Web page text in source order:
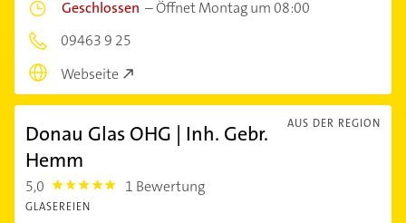
Geschlossen –Öffnet Montag um 08:00
09463 9 25
Webseite
AUS DER REGION
Donau Glas OHG | Inh. Gebr.
Hemm
5,0 5.0 1 Bewertung
GLASEREIEN